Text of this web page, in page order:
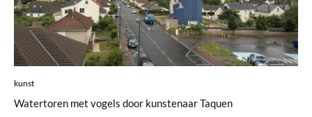
kunst
Watertoren met vogels door kunstenaar Taquen